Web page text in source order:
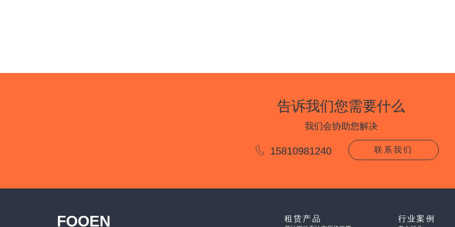
告诉我们您需要什么
我们会协助您解决
15810981240 联系我们
FOOEN 租赁产品 行业案例